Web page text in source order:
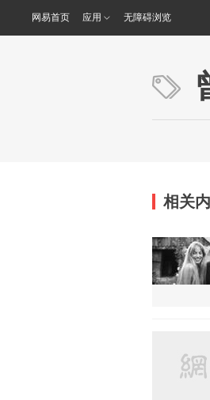
网易首页 应用 无障碍浏览
相关